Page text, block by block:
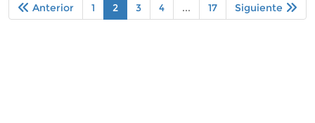
Anterior 1 2 3 4 ... 17 Siguiente